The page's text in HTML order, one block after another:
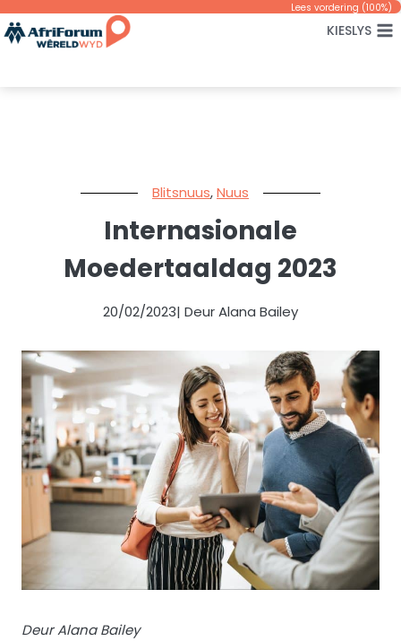
Skip
to
Lees vordering (100%)
KIESLYS
Blitsnuus,Nuus
Internasionale
Moedertaaldag 2023
20/02/2023| Deur Alana Bailey
DeurAlana Bailey